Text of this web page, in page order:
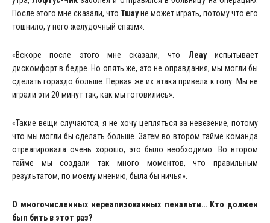
После этого мне сказали, что Тшауне может играть, потому что его
тошнило, у него желудочный спазм».
«Вскоре после этого мне сказали, что Леауиспытывает
дискомфорт в бедре. Но опять же, это не оправдания, мы могли бы
сделать гораздо больше. Первая же их атака привела к голу. Мы не
играли эти 20 минут так, как мы готовились».
«Такие вещи случаются, я не хочу цепляться за невезение, потому
что мы могли бы сделать больше. Затем во втором тайме команда
отреагировала очень хорошо, это было необходимо. Во втором
тайме мы создали так много моментов, что правильным
результатом, по моему мнению, была бы ничья».
О многочисленных нереализованных пенальти… Кто должен
был бить в этот раз?